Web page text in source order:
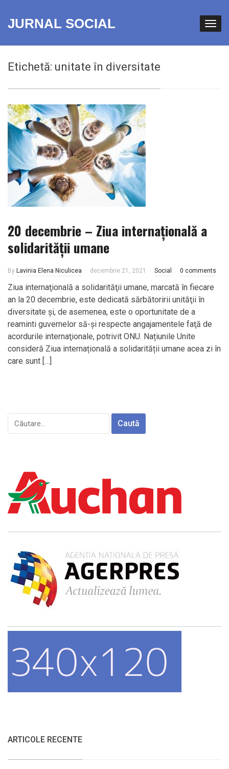
JURNAL SOCIAL
Etichetă: unitate în diversitate
20 decembrie – Ziua internaţională a
solidarităţii umane
By Lavinia Elena Niculicea decembrie 21, 2021 Social 0 comments
Ziua internaţională a solidarităţii umane, marcată în fiecare
an la 20 decembrie, este dedicată sărbătoririi unităţii în
diversitate şi, de asemenea, este o oportunitate de a
reaminti guvernelor să-şi respecte angajamentele faţă de
acordurile internaţionale, potrivit ONU. Națiunile Unite
consideră Ziua internațională a solidarității umane acea zi în
care sunt […]
Caută
după:
ARTICOLE RECENTE